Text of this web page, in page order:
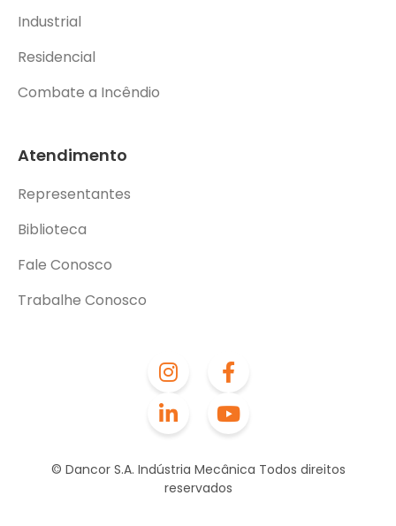
© Dancor S.A. Indústria Mecânica Todos direitos
reservados
Industrial
Residencial
Combate a Incêndio
Atendimento
Representantes
Biblioteca
Fale Conosco
Trabalhe Conosco